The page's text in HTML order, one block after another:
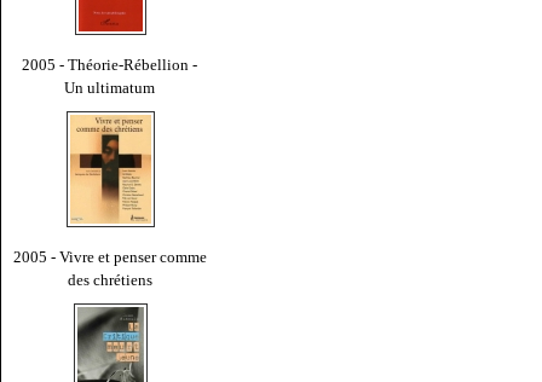
2005 - Théorie-Rébellion -
Un ultimatum
2005 - Vivre et penser comme
des chrétiens